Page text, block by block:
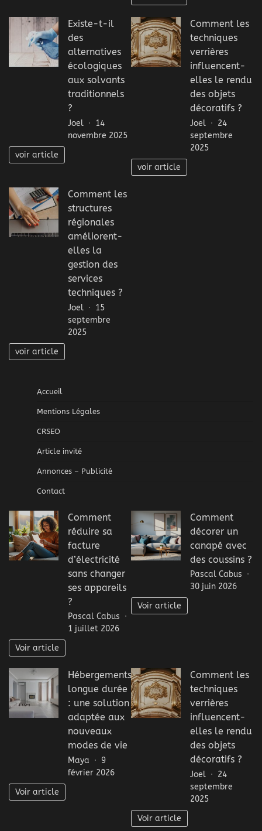
Existe-t-il
des
alternatives
écologiques
aux solvants
traditionnels
?
Joel
14
novembre 2025
voir article
Comment les
techniques
verrières
influencent-
elles le rendu
des objets
décoratifs ?
Joel
24
septembre
2025
voir article
Comment les
structures
régionales
améliorent-
elles la
gestion des
services
techniques ?
Joel
15
septembre
2025
voir article
Accueil
Mentions Légales
CRSEO
Article invité
Annonces – Publicité
Contact
Comment
réduire sa
facture
d’électricité
sans changer
ses appareils
?
Pascal Cabus
1 juillet 2026
Voir article
Comment
décorer un
canapé avec
des coussins ?
Pascal Cabus
30 juin 2026
Voir article
Hébergements
longue durée
: une solution
adaptée aux
nouveaux
modes de vie
Maya
9
février 2026
Voir article
Comment les
techniques
verrières
influencent-
elles le rendu
des objets
décoratifs ?
Joel
24
septembre
2025
Voir article